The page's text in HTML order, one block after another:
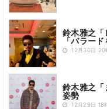
鈴木雅之「
「バラー
12月30日 20
鈴木雅之「
姿勢
12月29日 18